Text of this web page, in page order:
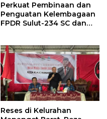
Perkuat Pembinaan dan
Penguatan Kelembagaan
FPDR Sulut-234 SC dan
Reses di Kelurahan